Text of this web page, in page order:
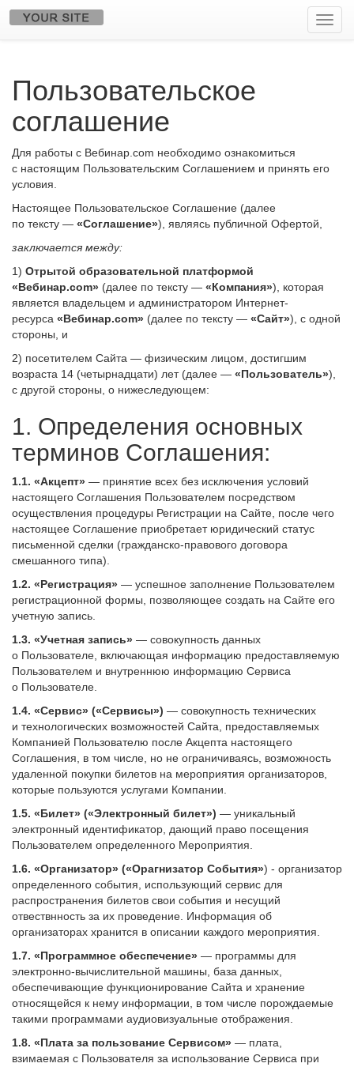
Пользовательское
соглашение
Для работы с Вебинар.com необходимо ознакомиться
с настоящим Пользовательским Соглашением и принять его
условия.
Настоящее Пользовательское Соглашение (далее
по тексту — «Соглашение»), являясь публичной Офертой,
заключается между:
1) Отрытой образовательной платформой
«Вебинар.com» (далее по тексту — «Компания»), которая
является владельцем и администратором Интернет-
ресурса «Вебинар.com» (далее по тексту — «Сайт»), с одной
стороны, и
2) посетителем Сайта — физическим лицом, достигшим
возраста 14 (четырнадцати) лет (далее — «Пользователь»),
с другой стороны, о нижеследующем:
1. Определения основных
терминов Соглашения:
1.1. «Акцепт» — принятие всех без исключения условий
настоящего Соглашения Пользователем посредством
осуществления процедуры Регистрации на Сайте, после чего
настоящее Соглашение приобретает юридический статус
письменной сделки (гражданско-правового договора
смешанного типа).
1.2. «Регистрация» — успешное заполнение Пользователем
регистрационной формы, позволяющее создать на Сайте его
учетную запись.
1.3. «Учетная запись» — совокупность данных
о Пользователе, включающая информацию предоставляемую
Пользователем и внутреннюю информацию Сервиса
о Пользователе.
1.4. «Сервис» («Сервисы») — совокупность технических
и технологических возможностей Сайта, предоставляемых
Компанией Пользователю после Акцепта настоящего
Соглашения, в том числе, но не ограничиваясь, возможность
удаленной покупки билетов на мероприятия организаторов,
которые пользуются услугами Компании.
1.5. «Билет» («Электронный билет») — уникальный
электронный идентификатор, дающий право посещения
Пользователем определенного Мероприятия.
1.6. «Организатор» («Орагнизатор События») - организатор
определенного события, использующий сервис для
распространения билетов свои события и несущий
отвествнность за их проведение. Информация об
организаторах хранится в описании каждого мероприятия.
1.7. «Программное обеспечение» — программы для
электронно-вычислительной машины, база данных,
обеспечивающие функционирование Сайта и хранение
относящейся к нему информации, в том числе порождаемые
такими программами аудиовизуальные отображения.
1.8. «Плата за пользование Сервисом» — плата,
взимаемая с Пользователя за использование Сервиса при